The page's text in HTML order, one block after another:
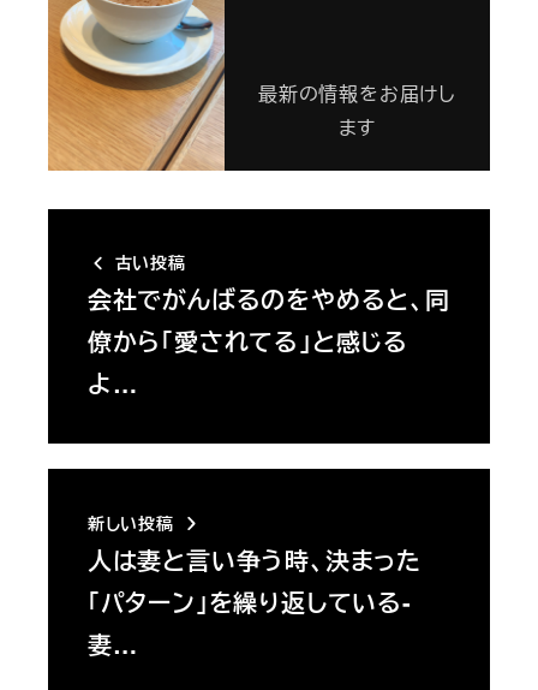
最新の情報をお届けし
ます
古い投稿
会社でがんばるのをやめると、同
僚から「愛されてる」と感じる
よ…
新しい投稿
人は妻と言い争う時、決まった
「パターン」を繰り返している-
妻…